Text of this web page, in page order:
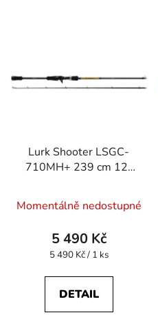
Lurk Shooter LSGC-
710MH+ 239 cm 12-
Momentálně nedostupné
5 490 Kč
Měrná
5 490 Kč / 1 ks
DETAIL